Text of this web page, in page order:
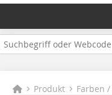
Produkt Farben